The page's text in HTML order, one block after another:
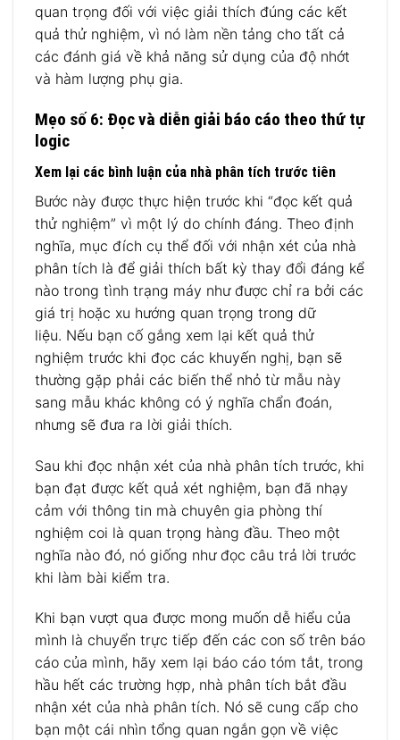
quan trọng đối với việc giải thích đúng các kết
quả thử nghiệm, vì nó làm nền tảng cho tất cả
các đánh giá về khả năng sử dụng của độ nhớt
và hàm lượng phụ gia.
Mẹo số 6: Đọc và diễn giải báo cáo theo thứ tự
logic
Xem lại các bình luận của nhà phân tích trước tiên
Bước này được thực hiện trước khi “đọc kết quả
thử nghiệm” vì một lý do chính đáng. Theo định
nghĩa, mục đích cụ thể đối với nhận xét của nhà
phân tích là để giải thích bất kỳ thay đổi đáng kể
nào trong tình trạng máy như được chỉ ra bởi các
giá trị hoặc xu hướng quan trọng trong dữ
liệu. Nếu bạn cố gắng xem lại kết quả thử
nghiệm trước khi đọc các khuyến nghị, bạn sẽ
thường gặp phải các biến thể nhỏ từ mẫu này
sang mẫu khác không có ý nghĩa chẩn đoán,
nhưng sẽ đưa ra lời giải thích.
Sau khi đọc nhận xét của nhà phân tích trước, khi
bạn đạt được kết quả xét nghiệm, bạn đã nhạy
cảm với thông tin mà chuyên gia phòng thí
nghiệm coi là quan trọng hàng đầu. Theo một
nghĩa nào đó, nó giống như đọc câu trả lời trước
khi làm bài kiểm tra.
Khi bạn vượt qua được mong muốn dễ hiểu của
mình là chuyển trực tiếp đến các con số trên báo
cáo của mình, hãy xem lại báo cáo tóm tắt, trong
hầu hết các trường hợp, nhà phân tích bắt đầu
nhận xét của nhà phân tích. Nó sẽ cung cấp cho
bạn một cái nhìn tổng quan ngắn gọn về việc